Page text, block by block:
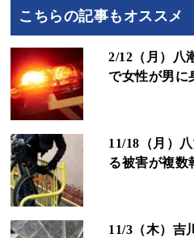
こちらの記事もオススメ
2/12（月）八
で女性が男に
11/18（月）
る被害が複数
11/3（木）吉